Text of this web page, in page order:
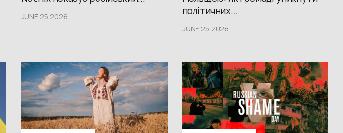
JUNE 25,2026
політичних...
JUNE 25,2026